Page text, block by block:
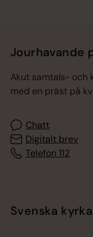
Jourhavande
Akut samtals- och
med en präst på
Chatt
Digitalt brev
Telefon 112
Svenska